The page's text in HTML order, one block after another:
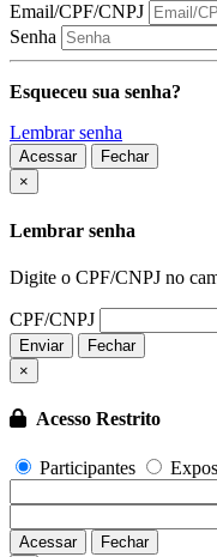
Email/CPF/CNPJ
Senha
Esqueceu sua senha?
Lembrar senha
Acessar
Fechar
×
Lembrar senha
Digite o CPF/CNPJ no
CPF/CNPJ
Enviar
Fechar
×
Acesso Restrito
Participantes
Acessar
Fechar